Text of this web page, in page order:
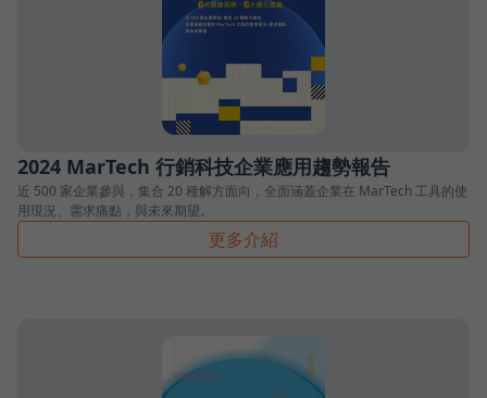
2024 MarTech 行銷科技企業應用趨勢報告
近 500 家企業參與，集合 20 種解方面向，全面涵蓋企業在 MarTech 工具的使
用現況、需求痛點，與未來期望。
更多介紹